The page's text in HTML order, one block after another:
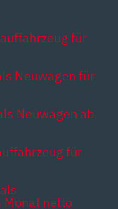
für
Neuwagen für
Neuwagen ab
für
Monat netto